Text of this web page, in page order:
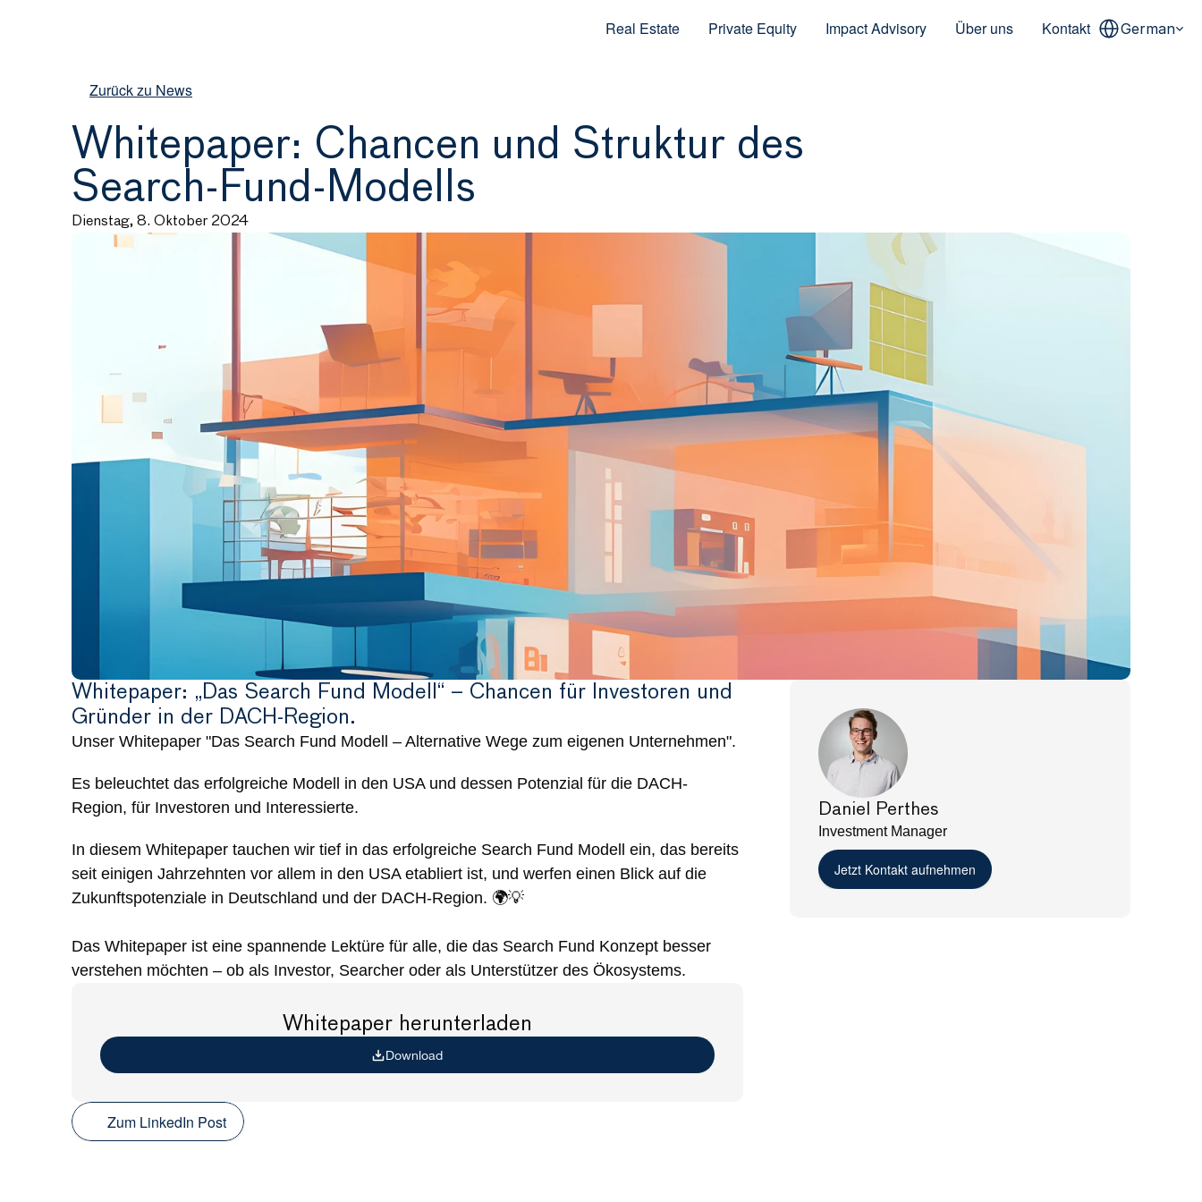
Zurück zu News
Whitepaper: Chancen und Struktur des
Search-Fund-Modells
Dienstag, 8. Oktober 2024
Whitepaper: „Das Search Fund Modell“ – Chancen für Investoren und
Gründer in der DACH-Region.
Unser Whitepaper "Das Search Fund Modell – Alternative Wege zum eigenen Unternehmen".
Es beleuchtet das erfolgreiche Modell in den USA und dessen Potenzial für die DACH-
Region, für Investoren und Interessierte.
In diesem Whitepaper tauchen wir tief in das erfolgreiche Search Fund Modell ein, das bereits
seit einigen Jahrzehnten vor allem in den USA etabliert ist, und werfen einen Blick auf die
Zukunftspotenziale in Deutschland und der DACH-Region. 🌍💡
Das Whitepaper ist eine spannende Lektüre für alle, die das Search Fund Konzept besser
verstehen möchten – ob als Investor, Searcher oder als Unterstützer des Ökosystems.
Whitepaper herunterladen
Download
Zum LinkedIn Post
Daniel Perthes
Investment Manager
Jetzt Kontakt aufnehmen
Real Estate Private Equity Impact Advisory Über uns Kontakt Select Language
German